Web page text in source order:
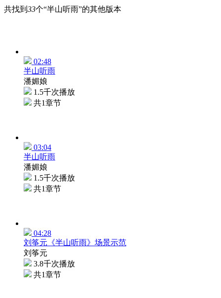
共找到 33个“半山听雨”的其他版本
02:48
半山听雨
潘媚娘
1.5千次播放
共1章节
03:04
半山听雨
潘媚娘
1.5千次播放
共1章节
04:28
刘筝元《半山听雨》场景示范
刘筝元
3.8千次播放
共1章节